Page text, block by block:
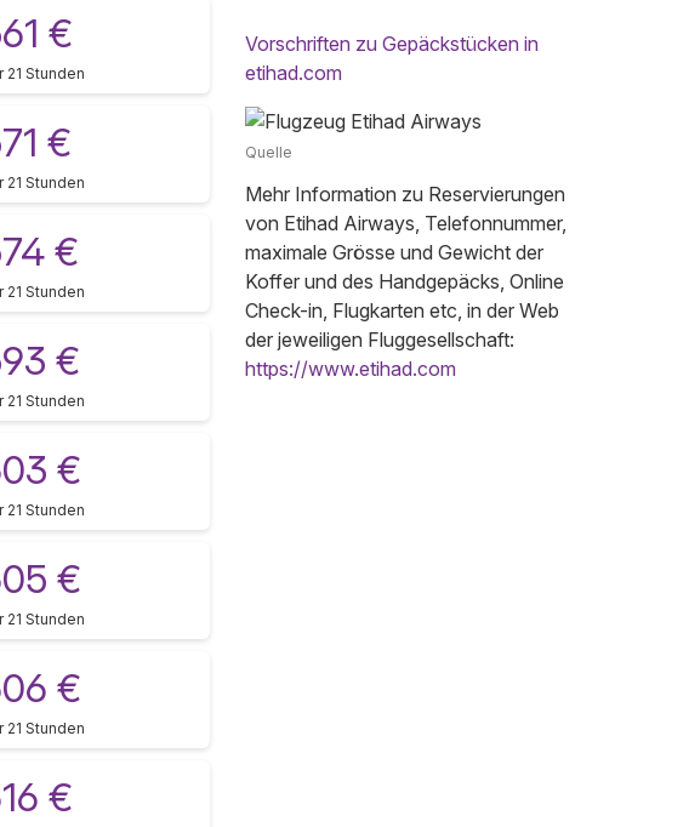
€
21 Stunden
€
21 Stunden
€
21 Stunden
€
21 Stunden
€
21 Stunden
€
21 Stunden
€
21 Stunden
€
Vorschriften zu Gepäckstücken in
etihad.com
Quelle
Mehr Information zu Reservierungen
von Etihad Airways, Telefonnummer,
maximale Grösse und Gewicht der
Koffer und des Handgepäcks, Online
Check-in, Flugkarten etc, in der Web
der jeweiligen Fluggesellschaft:
https://www.etihad.com